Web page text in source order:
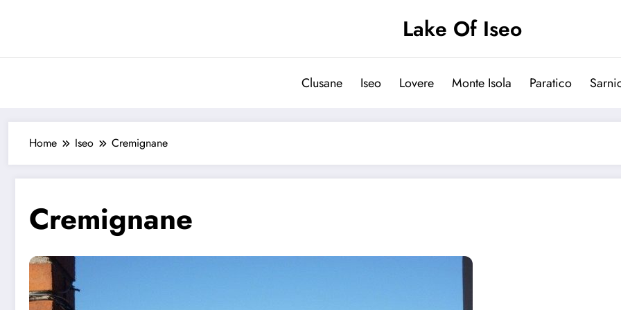
Lake Of Iseo
Clusane Iseo Lovere Monte Isola Paratico
Home Iseo Cremignane
Cremignane